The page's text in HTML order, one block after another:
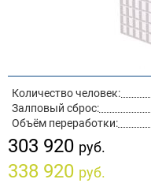
Количество человек:
Залповый сброс:
Объём переработки:
303 920 руб.
338 920 руб.